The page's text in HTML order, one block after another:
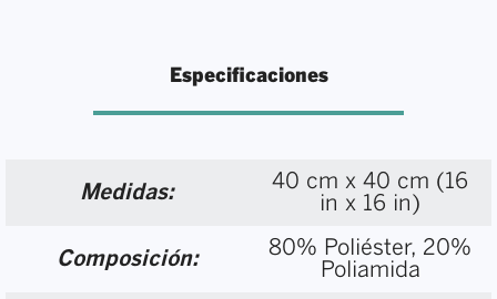
Especificaciones
Medidas:
40 cm x 40 cm (16
in x 16 in)
Composición: 80% Poliéster, 20%
Poliamida